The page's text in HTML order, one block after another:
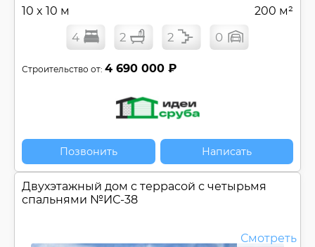
10 x 10 м 200 м²
4 2 2 0
Строительство от: 4 690 000 ₽
Позвонить Написать
Двухэтажный дом c террасой с четырьмя
спальнями №ИС-38
Смотреть